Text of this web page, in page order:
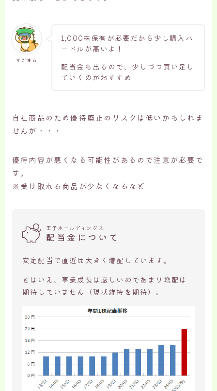
すだまる
1,000株保有が必要だから少し購入ハ
ードルが高いよ！
配当金も出るので、少しづつ買い足し
ていくのがおすすめ
自社商品のため優待廃止のリスクは低いかもしれま
せんが・・・
優待内容が悪くなる可能性があるので注意が必要で
す。
※受け取れる商品が少なくなるなど
王子ホールディングス
配当金について
安定配当で直近は大きく増配しています。
とはいえ、事業成長は厳しいのであまり増配は
期待していません（現状維持を期待）。